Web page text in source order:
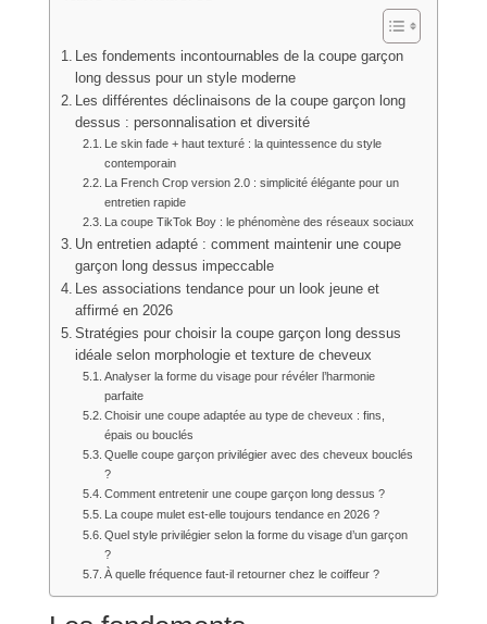
Les fondements incontournables de la coupe garçon
long dessus pour un style moderne
Les différentes déclinaisons de la coupe garçon long
dessus : personnalisation et diversité
Le skin fade + haut texturé : la quintessence du style
contemporain
La French Crop version 2.0 : simplicité élégante pour un
entretien rapide
La coupe TikTok Boy : le phénomène des réseaux sociaux
Un entretien adapté : comment maintenir une coupe
garçon long dessus impeccable
Les associations tendance pour un look jeune et
affirmé en 2026
Stratégies pour choisir la coupe garçon long dessus
idéale selon morphologie et texture de cheveux
Analyser la forme du visage pour révéler l’harmonie
parfaite
Choisir une coupe adaptée au type de cheveux : fins,
épais ou bouclés
Quelle coupe garçon privilégier avec des cheveux bouclés
?
Comment entretenir une coupe garçon long dessus ?
La coupe mulet est-elle toujours tendance en 2026 ?
Quel style privilégier selon la forme du visage d’un garçon
?
À quelle fréquence faut-il retourner chez le coiffeur ?